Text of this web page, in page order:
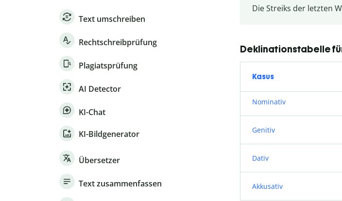
Text umschreiben
Rechtschreibprüfung
Plagiatsprüfung
AI Detector
KI-Chat
KI-Bildgenerator
Übersetzer
Text zusammenfassen
Die Streiks der letzten
Deklinationstabelle für
Kasus
Nominativ
Genitiv
Dativ
Akkusativ